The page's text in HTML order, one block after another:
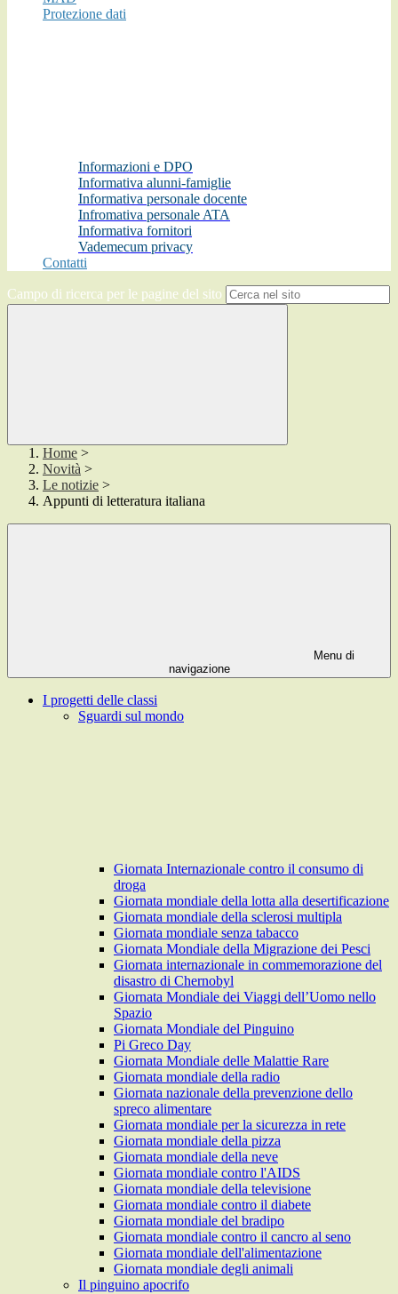
Protezione dati
Informazioni e DPO
Informativa alunni-famiglie
Informativa personale docente
Infromativa personale ATA
Informativa fornitori
Vademecum privacy
Contatti
Campo di ricerca per le pagine del sito
Home >
Novità >
Le notizie >
Appunti di letteratura italiana
Menu di
navigazione
I progetti delle classi
Sguardi sul mondo
Giornata Internazionale contro il consumo di
droga
Giornata mondiale della lotta alla desertificazione
Giornata mondiale della sclerosi multipla
Giornata mondiale senza tabacco
Giornata Mondiale della Migrazione dei Pesci
Giornata internazionale in commemorazione del
disastro di Chernobyl
Giornata Mondiale dei Viaggi dell’Uomo nello
Spazio
Giornata Mondiale del Pinguino
Pi Greco Day
Giornata Mondiale delle Malattie Rare
Giornata mondiale della radio
Giornata nazionale della prevenzione dello
spreco alimentare
Giornata mondiale per la sicurezza in rete
Giornata mondiale della pizza
Giornata mondiale della neve
Giornata mondiale contro l'AIDS
Giornata mondiale della televisione
Giornata mondiale contro il diabete
Giornata mondiale del bradipo
Giornata mondiale contro il cancro al seno
Giornata mondiale dell'alimentazione
Giornata mondiale degli animali
Il pinguino apocrifo